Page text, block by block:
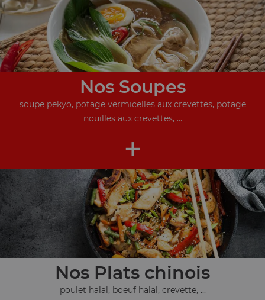
Nos Soupes
soupe pekyo, potage vermicelles aux crevettes, potage
nouilles aux crevettes, ...
+
Nos Plats chinois
poulet halal, boeuf halal, crevette, ...